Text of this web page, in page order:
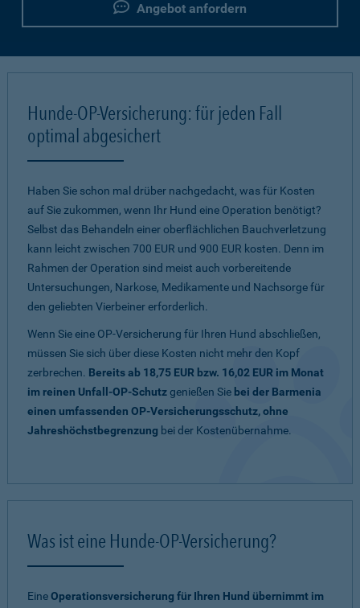
Angebot anfordern
Hunde-OP-Versicherung: für jeden Fall
optimal abgesichert
Haben Sie schon mal drüber nachgedacht, was für Kosten
auf Sie zukommen, wenn Ihr Hund eine Operation benötigt?
Selbst das Behandeln einer oberflächlichen Bauchverletzung
kann leicht zwischen 700 EUR und 900 EUR kosten. Denn im
Rahmen der Operation sind meist auch vorbereitende
Untersuchungen, Narkose, Medikamente und Nachsorge für
den geliebten Vierbeiner erforderlich.
Wenn Sie eine OP-Versicherung für Ihren Hund abschließen,
müssen Sie sich über diese Kosten nicht mehr den Kopf
zerbrechen. Bereits ab 18,75 EUR bzw. 16,02 EUR im Monat
im reinen Unfall-OP-Schutzgenießen Sie bei der Barmenia
einen umfassenden OP-Versicherungsschutz, ohne
Jahreshöchstbegrenzung bei der Kostenübernahme.
Was ist eine Hunde-OP-Versicherung?
EineOperationsversicherung für Ihren Hund übernimmt im